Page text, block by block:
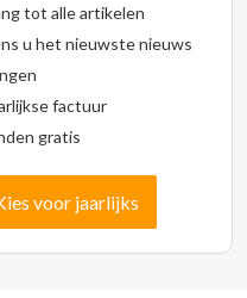
tot alle artikelen
u het nieuwste nieuws
factuur
gratis
voor jaarlijks